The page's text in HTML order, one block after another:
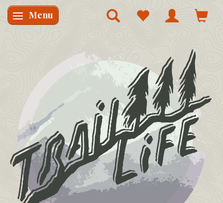
Skifte navigation
Menu